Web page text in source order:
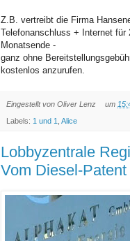
Z.B. vertreibt die Firma
Telefonanschluss + Internet
Monatsende -
ganz ohne
kostenlos anzurufen.
Eingestellt von Oliver Lenz um
Labels: 1 und 1, Alice
Lobbyzentrale
Vom Diesel-